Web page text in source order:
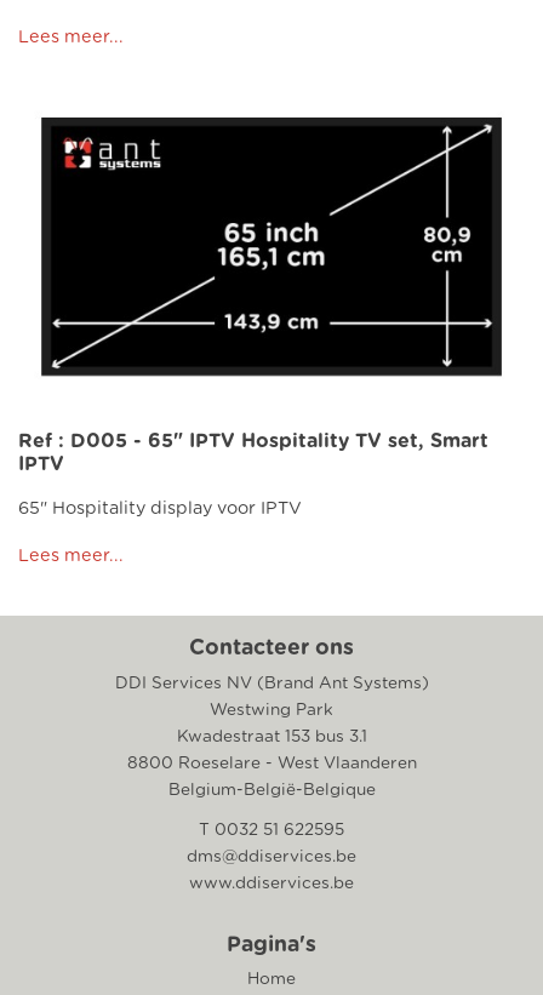
Lees meer...
Ref : D005 - 65" IPTV Hospitality TV set, Smart
IPTV
65" Hospitality display voor IPTV
Lees meer...
Contacteer ons
DDI Services NV (Brand Ant Systems)
Westwing Park
Kwadestraat 153 bus 3.1
8800 Roeselare - West Vlaanderen
Belgium-België-Belgique
T 0032 51 622595
dms@ddiservices.be
www.ddiservices.be
Pagina's
Home